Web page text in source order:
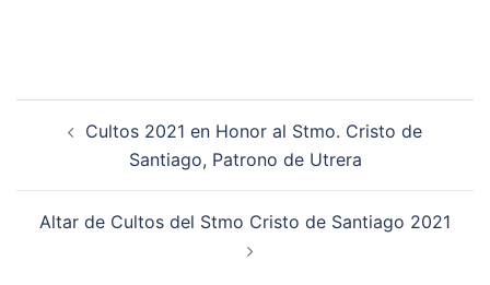
Navegación
Cultos 2021 en Honor al Stmo. Cristo de
Santiago, Patrono de Utrera
Altar de Cultos del Stmo Cristo de Santiago 2021